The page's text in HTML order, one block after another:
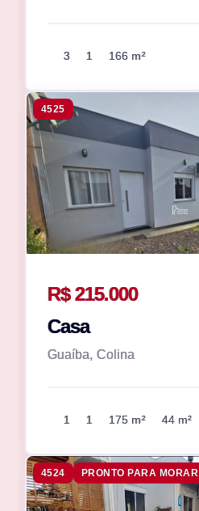
3 1 166 m²
4525
R$ 215.000
Casa
Guaíba, Colina
1 1 175 m² 44 m²
4524 PRONTO PARA MORAR